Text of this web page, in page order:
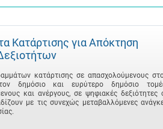
Κατάρτισης για Απόκτηση
κατάρτισης σε απασχολούμενους
δημόσιο και ευρύτερο δημόσιο
και ανέργους, σε ψηφιακές δεξιότητες
με τις συνεχώς μεταβαλλόμενες